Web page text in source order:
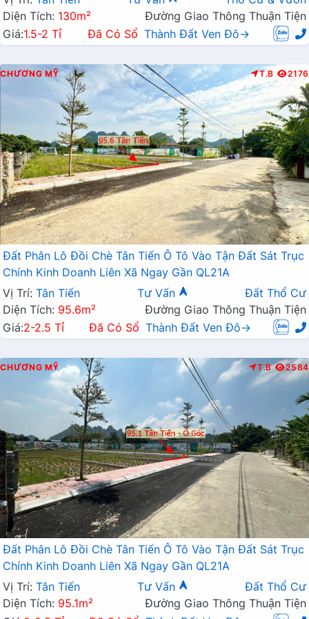
Diện Tích: 130m²
Đường Giao Thông Thuận Tiện
Giá:1.5-2 Tỉ Đã Có Sổ Thành Đất Ven Đô→
CHƯƠNG MỸ T.B 2176
Đất Phân Lô Đồi Chè Tân Tiến Ô Tô Vào Tận Đất Sát Trục
Chính Kinh Doanh Liên Xã Ngay Gần QL21A
Vị Trí: Tân Tiến Tư Vấn
Đất Thổ Cư
Diện Tích: 95.6m²
Đường Giao Thông Thuận Tiện
Giá:2-2.5 Tỉ Đã Có Sổ Thành Đất Ven Đô→
CHƯƠNG MỸ T.B 2584
Đất Phân Lô Đồi Chè Tân Tiến Ô Tô Vào Tận Đất Sát Trục
Chính Kinh Doanh Liên Xã Ngay Gần QL21A
Vị Trí: Tân Tiến Tư Vấn
Đất Thổ Cư
Diện Tích: 95.1m²
Đường Giao Thông Thuận Tiện